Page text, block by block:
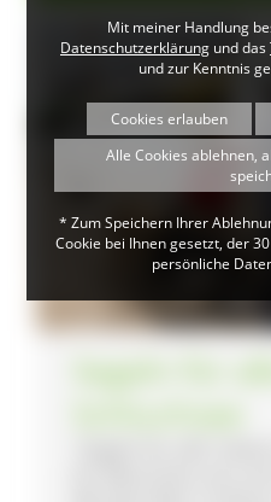
Segeln für
Mit meiner Handlung
Datenschutzerklärungund das
und zur Kenntnis
Cookies erlauben
Alle Cookies ablehnen,
* Zum Speichern Ihrer
Cookie bei Ihnen gesetzt, der
persönliche